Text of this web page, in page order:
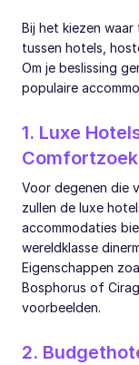
Bij het kiezen
tussen hotels,
Om je beslissing
populaire
1. Luxe
Voor degenen die
zullen de luxe
accommodaties
wereldklasse
Eigenschappen
Bosphorus of
voorbeelden.
2.